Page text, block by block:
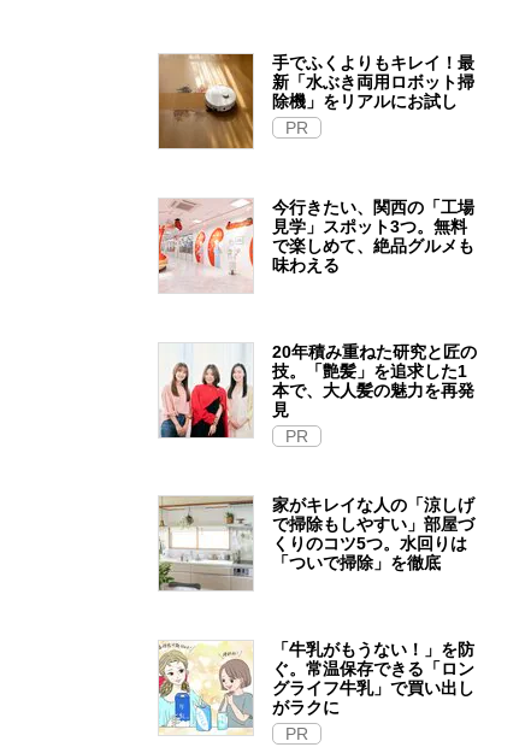
手でふくよりもキレイ！最
新「水ぶき両用ロボット掃
除機」をリアルにお試し
PR
今行きたい、関西の「工場
見学」スポット3つ。無料
で楽しめて、絶品グルメも
味わえる
20年積み重ねた研究と匠の
技。「艶髪」を追求した1
本で、大人髪の魅力を再発
見
PR
家がキレイな人の「涼しげ
で掃除もしやすい」部屋づ
くりのコツ5つ。水回りは
「ついで掃除」を徹底
「牛乳がもうない！」を防
ぐ。常温保存できる「ロン
グライフ牛乳」で買い出し
がラクに
PR